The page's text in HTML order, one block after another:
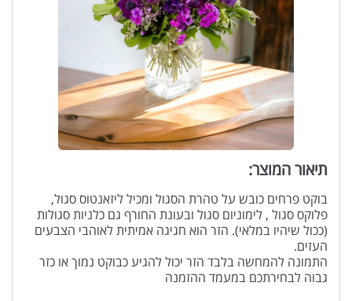
תיאור המוצר:
בוקט פרחים כובש על טהרת הסגול ומכיל ליזאנטוס סגול,
פלוקס סגול , לימוניום סגול ובעונת החורף גם כלניות סגולות
(ככול שיהיו במלאי). הזר הוא חגיגה אמיתית לאוהבי הצבעים
העזים.
התמונה להמחשה בלבד הזר יכול להגיע כבוקט נמוך או כזר
גבוה לבחירתכם במעמד ההזמנה